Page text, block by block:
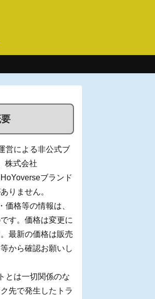
営による非公式ブ
株式会社
ブランド
りません。
価格等の情報は、
す。価格は変更に
最新の価格は販売
から確認お願いし
とは一切関係のな
先で発生したトラ